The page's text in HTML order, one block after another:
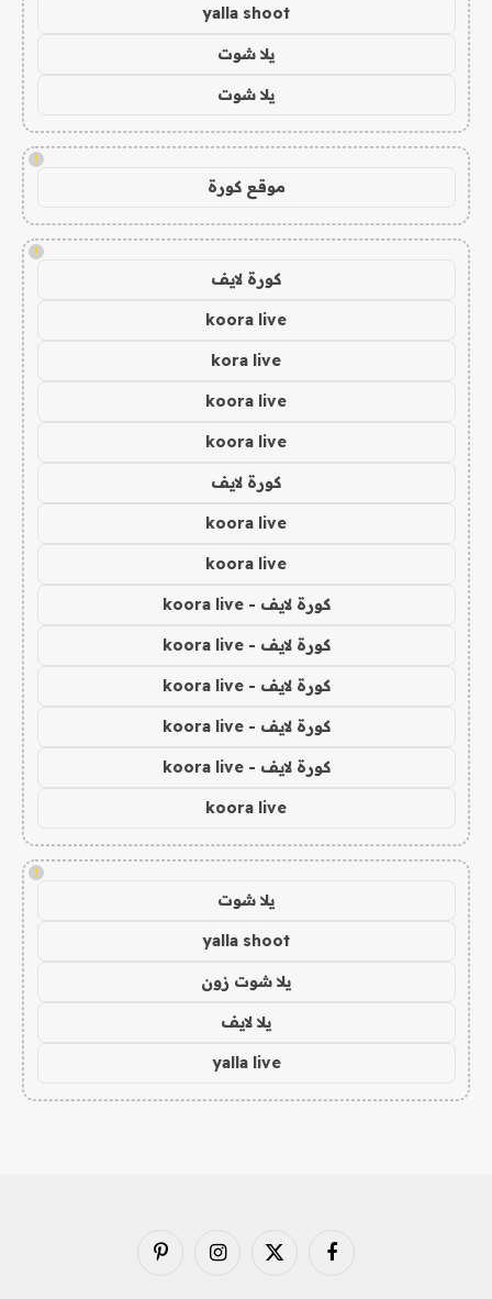
yalla shoot
يلا شوت
يلا شوت
!
موقع كورة
!
كورة لايف
koora live
kora live
koora live
koora live
كورة لايف
koora live
koora live
كورة لايف - koora live
كورة لايف - koora live
كورة لايف - koora live
كورة لايف - koora live
كورة لايف - koora live
koora live
!
يلا شوت
yalla shoot
يلا شوت زون
يلا لايف
yalla live
فيسبوك X
الانستغرامبينتيريست